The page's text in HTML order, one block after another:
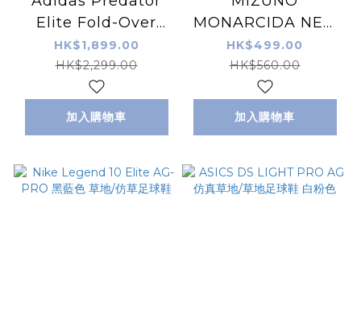
Elite Fold-Over
Tongue FG 仿草/草
地足球鞋 珊瑚白色
HK$1,899.00
HK$2,299.00
加入購物車
MONARCIDA NEO
III SELECT 仿草/草地
足球鞋 白金色
HK$499.00
HK$560.00
加入購物車